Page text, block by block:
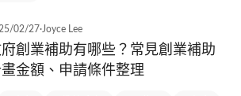
02/27·Joyce Lee
創業補助有哪些？常見創業補助
金額、申請條件整理